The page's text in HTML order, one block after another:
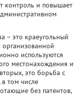
контроль и повышает
– это краеугольный
используются
местонахождения и
это борьба с
том числе
без патентов,